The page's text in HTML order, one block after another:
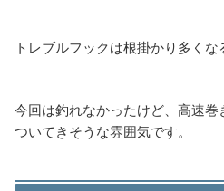
トレブルフックは根掛かり多くな
今回は釣れなかったけど、高速
ついてきそうな雰囲気です。